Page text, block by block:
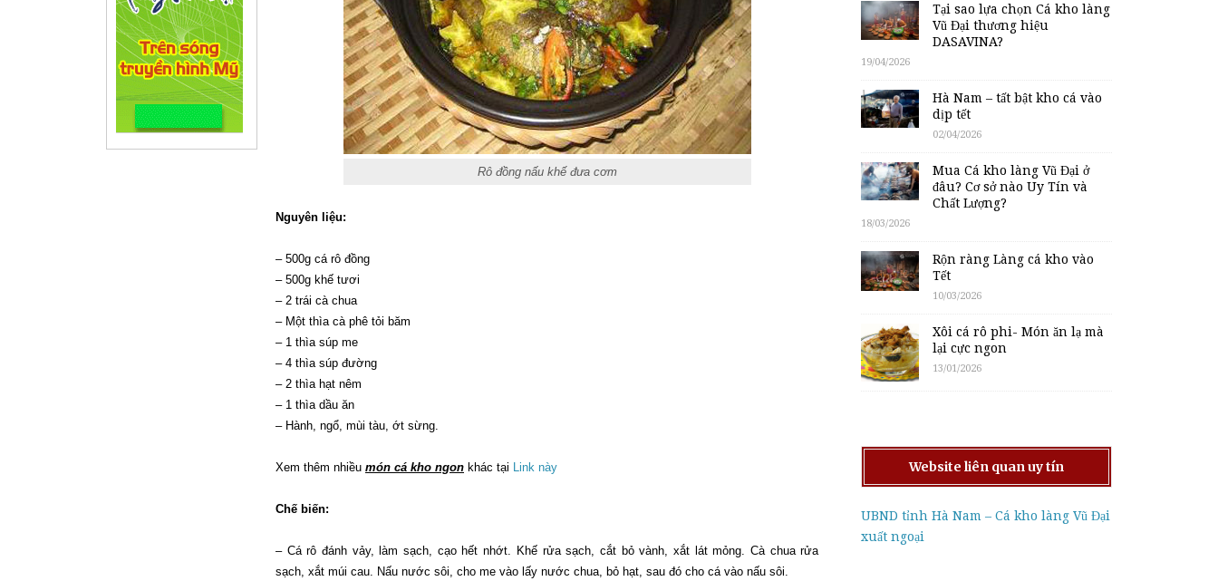
Rô đồng nấu khế đưa cơm
Nguyên liệu:
– 500g cá rô đồng
– 500g khế tươi
– 2 trái cà chua
– Một thìa cà phê tỏi băm
– 1 thìa súp me
– 4 thìa súp đường
– 2 thìa hạt nêm
– 1 thìa dầu ăn
– Hành, ngổ, mùi tàu, ớt sừng.
Xem thêm nhiều món cá kho ngon khác tại Link này
Chế biến:
– Cá rô đánh vảy, làm sạch, cạo hết nhớt. Khế rửa sạch, cắt bỏ vành, xắt lát mỏng. Cà chua rửa
sạch, xắt múi cau. Nấu nước sôi, cho me vào lấy nước chua, bỏ hạt, sau đó cho cá vào nấu sôi.
Tại sao lựa chọn Cá kho làng
Vũ Đại thương hiệu
DASAVINA?
19/04/2026
Hà Nam – tất bật kho cá vào
dịp tết
02/04/2026
Mua Cá kho làng Vũ Đại ở
đâu? Cơ sở nào Uy Tín và
Chất Lượng?
18/03/2026
Rộn ràng Làng cá kho vào
Tết
10/03/2026
Xôi cá rô phi- Món ăn lạ mà
lại cực ngon
13/01/2026
Website liên quan uy tín
UBND tỉnh Hà Nam – Cá kho làng Vũ Đại
xuất ngoại